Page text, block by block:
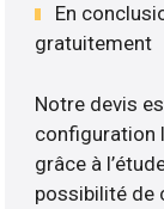
En
gratuitement
Notre devis
configuration
grâce à
possibilité de